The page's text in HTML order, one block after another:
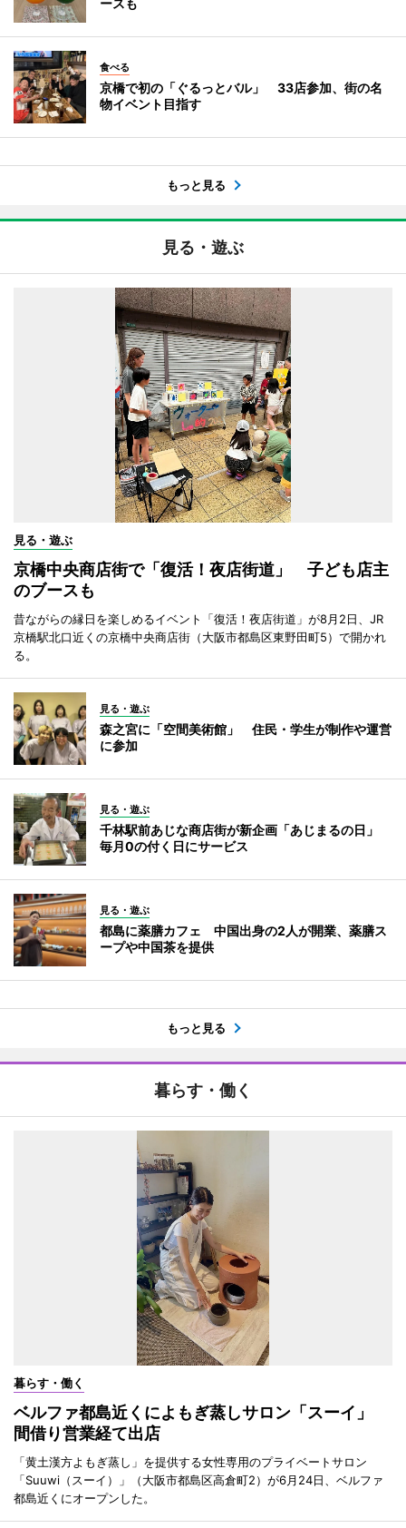
ースも
食べる
京橋で初の「ぐるっとバル」 33店参加、街の名
物イベント目指す
もっと見る
見る・遊ぶ
見る・遊ぶ
京橋中央商店街で「復活！夜店街道」 子ども店主
のブースも
昔ながらの縁日を楽しめるイベント「復活！夜店街道」が8月2日、JR
京橋駅北口近くの京橋中央商店街（大阪市都島区東野田町5）で開かれ
る。
見る・遊ぶ
森之宮に「空間美術館」 住民・学生が制作や運営
に参加
見る・遊ぶ
千林駅前あじな商店街が新企画「あじまるの日」
毎月0の付く日にサービス
見る・遊ぶ
都島に薬膳カフェ 中国出身の2人が開業、薬膳ス
ープや中国茶を提供
もっと見る
暮らす・働く
暮らす・働く
ベルファ都島近くによもぎ蒸しサロン「スーイ」
間借り営業経て出店
「黄土漢方よもぎ蒸し」を提供する女性専用のプライベートサロン
「Suuwi（スーイ）」（大阪市都島区高倉町2）が6月24日、ベルファ
都島近くにオープンした。